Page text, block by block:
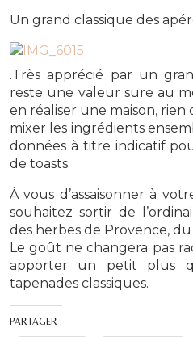
Un grand classique des
.Très apprécié par un
reste une valeur sure au
en réaliser une maison,
mixer les ingrédients
données à titre indicatif
de toasts.
À vous d’assaisonner à
souhaitez sortir de
des herbes de Provence,
Le goût ne changera pas
apporter un petit plus
tapenades classiques.
PARTAGER :